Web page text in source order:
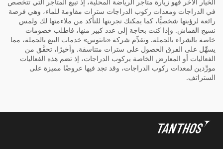
في الدراجات ومعدات ركوب الدراجات سترات مقاومة للماء، وهي فرصة
رائعة لرؤيتها شخصيًّا، كما يمكنك تجربتها للتأكد من ملاءمتها لك ولمس
نسيج القماش. وإذا كنت بحاجة إلى عدد كبير منها، فاطلب خصومات
خاصة بالشراء بالجملة. وتقدِّم شركة «تانثوس» خدمات البيع بالجملة، مما
يسهِّل على الفرق الحصول على سترات متناسقة. وأخيرًا، تحقَّق من
الفعاليات أو المعارض الخاصة بركوب الدراجات، إذ تضم هذه الفعاليات
مورِّدين لمعدات ركوب الدراجات، وقد تجد فيها عروضًا مميزة على
الستراتف.